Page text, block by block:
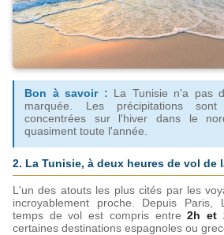
Bon à savoir : La Tunisie n'a pas
marquée. Les précipitations
concentrées sur l'hiver dans le
quasiment toute l'année.
2. La Tunisie, à deux heures de vol de
L'un des atouts les plus cités par les
incroyablement proche. Depuis Paris,
temps de vol est compris entre 2h et
certaines destinations espagnoles ou